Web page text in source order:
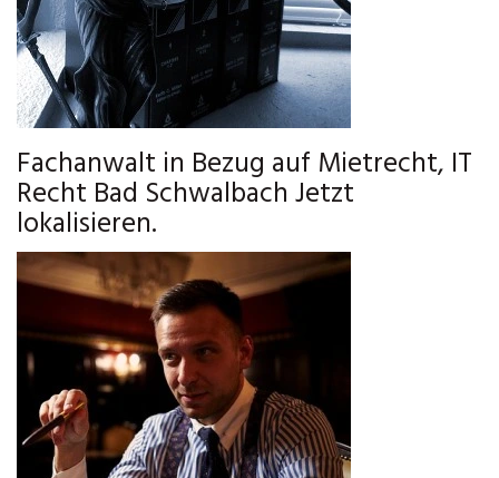
Fachanwalt in Bezug auf Mietrecht, IT
Recht Bad Schwalbach Jetzt
lokalisieren.